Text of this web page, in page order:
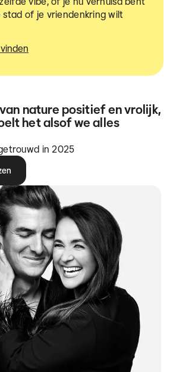
of je vriendenkring wilt
nature positief en vrolijk,
het alsof we alles
in 2025